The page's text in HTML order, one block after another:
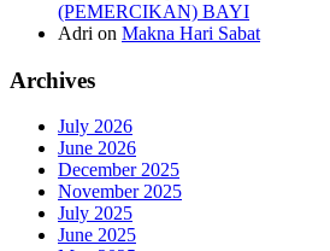
(PEMERCIKAN) BAYI
Adri on Makna Hari Sabat
Archives
July 2026
June 2026
December 2025
November 2025
July 2025
June 2025